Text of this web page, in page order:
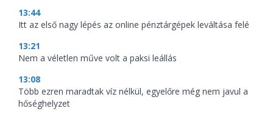
13:44
Itt az első nagy lépés az online pénztárgépek leváltása felé
13:21
Nem a véletlen műve volt a paksi leállás
13:08
Több ezren maradtak víz nélkül, egyelőre még nem javul a
hőséghelyzet